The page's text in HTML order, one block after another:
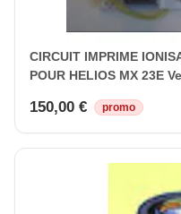
CIRCUIT IMPRIME
POUR HELIOS MX 23E Ve
150,00 € promo